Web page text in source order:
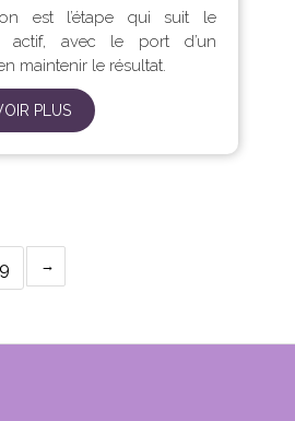
est l’étape qui suit le
actif, avec le port d’un
maintenir le résultat.
PLUS